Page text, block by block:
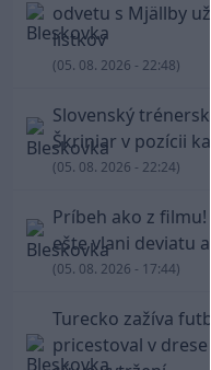
odvetu s Mjällby
lístkov
(05. 08. 2026 - 22:48)
Slovenský
Škriniar v pozícii
(05. 08. 2026 - 22:24)
Príbeh ako z filmu!
ešte vlani deviatu
(05. 08. 2026 - 17:44)
Turecko zažíva
pricestoval v